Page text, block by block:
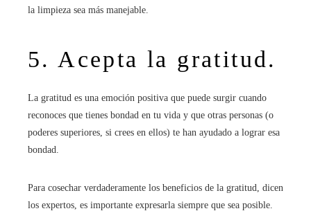
la limpieza sea más manejable.
5. Acepta la gratitud.
La gratitud es una emoción positiva que puede surgir cuando
reconoces que tienes bondad en tu vida y que otras personas (o
poderes superiores, si crees en ellos) te han ayudado a lograr esa
bondad.
Para cosechar verdaderamente los beneficios de la gratitud, dicen
los expertos, es importante expresarla siempre que sea posible.